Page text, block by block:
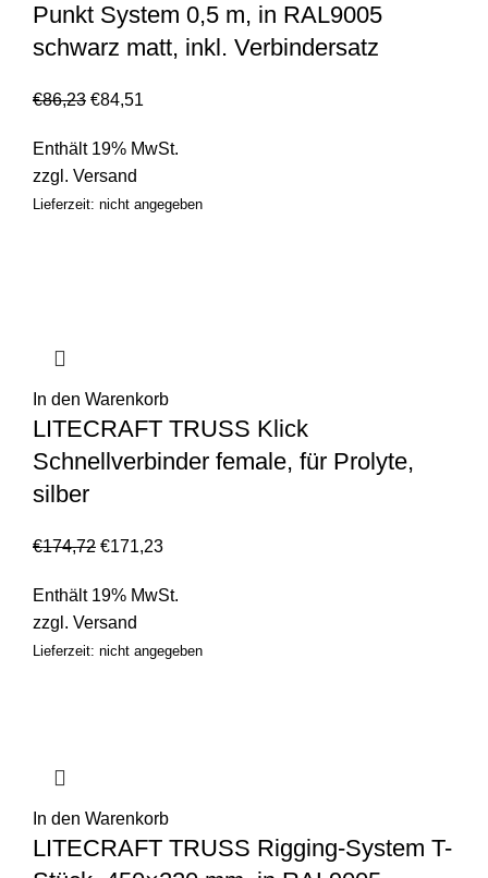
Punkt System 0,5 m, in RAL9005
schwarz matt, inkl. Verbindersatz
€86,23 €84,51
Enthält 19% MwSt.
zzgl. Versand
Lieferzeit: nicht angegeben
In den Warenkorb
LITECRAFT TRUSS Klick
Schnellverbinder female, für Prolyte,
silber
€174,72 €171,23
Enthält 19% MwSt.
zzgl. Versand
Lieferzeit: nicht angegeben
In den Warenkorb
LITECRAFT TRUSS Rigging-System T-